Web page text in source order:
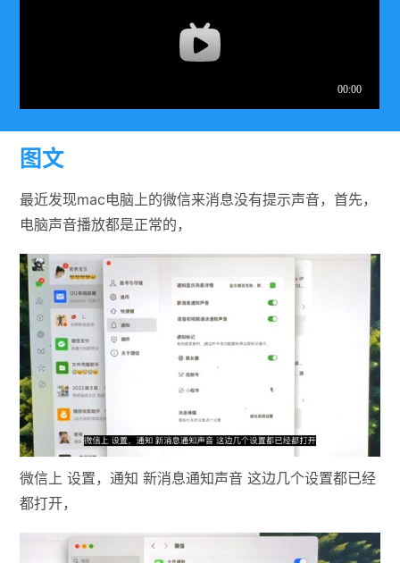
图文
最近发现mac电脑上的微信来消息没有提示声音，首先，
电脑声音播放都是正常的，
微信上 设置，通知 新消息通知声音 这边几个设置都已经
都打开，